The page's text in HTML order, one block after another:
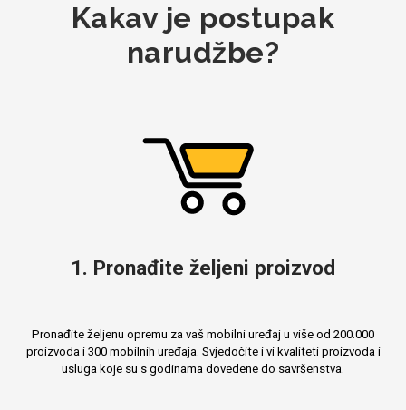
Kakav je postupak
narudžbe?
1. Pronađite željeni proizvod
Pronađite željenu opremu za vaš mobilni uređaj u više od 200.000
proizvoda i 300 mobilnih uređaja. Svjedočite i vi kvaliteti proizvoda i
usluga koje su s godinama dovedene do savršenstva.